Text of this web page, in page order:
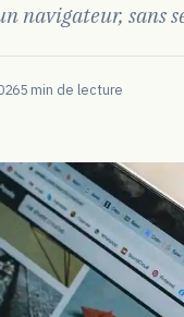
navigateur, sans
5 min de lecture